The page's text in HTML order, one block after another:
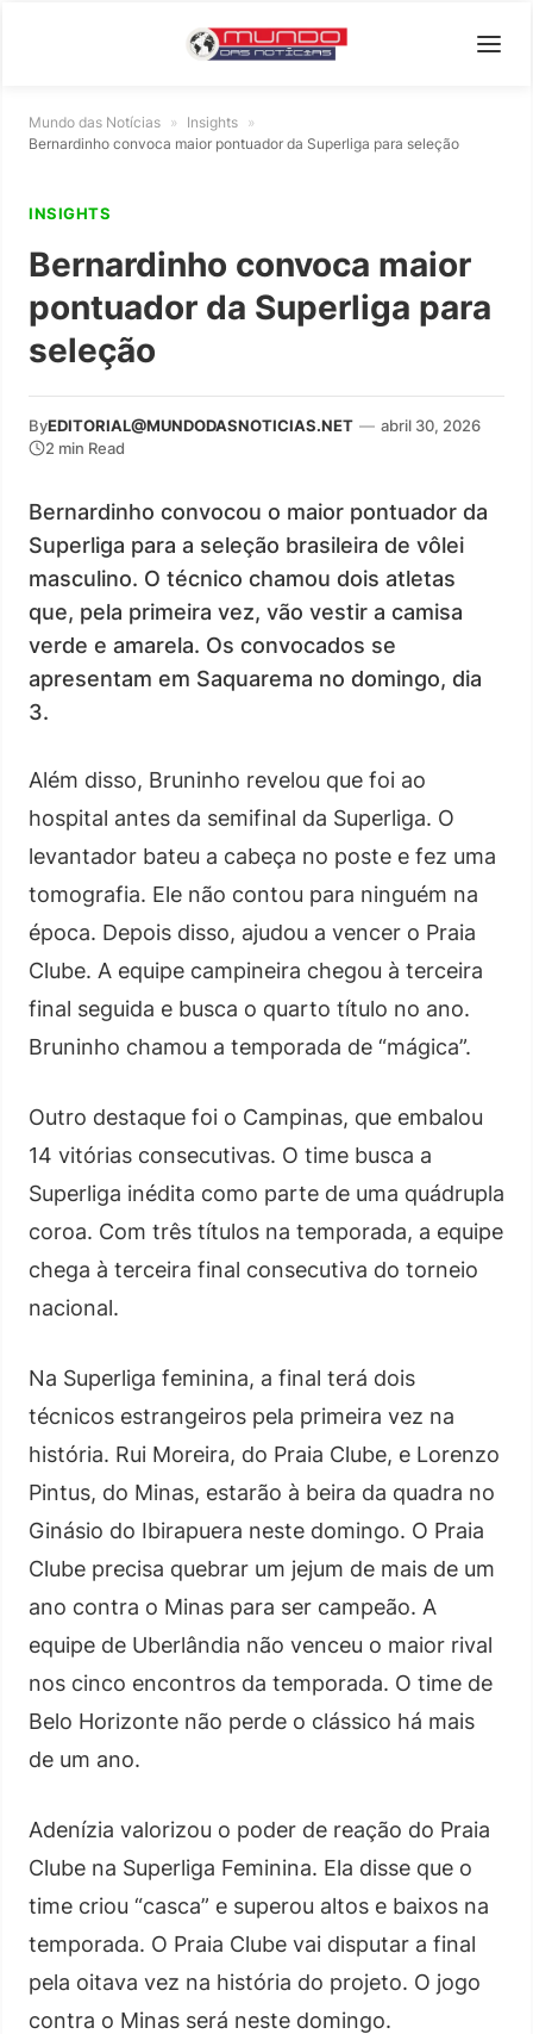
Mundo das Notícias » Insights »
Bernardinho convoca maior pontuador da Superliga para seleção
INSIGHTS
Bernardinho convoca maior
pontuador da Superliga para
seleção
ByEDITORIAL@MUNDODASNOTICIAS.NET — abril 30, 2026
2 min Read
Bernardinho convocou o maior pontuador da
Superliga para a seleção brasileira de vôlei
masculino. O técnico chamou dois atletas
que, pela primeira vez, vão vestir a camisa
verde e amarela. Os convocados se
apresentam em Saquarema no domingo, dia
3.
Além disso, Bruninho revelou que foi ao
hospital antes da semifinal da Superliga. O
levantador bateu a cabeça no poste e fez uma
tomografia. Ele não contou para ninguém na
época. Depois disso, ajudou a vencer o Praia
Clube. A equipe campineira chegou à terceira
final seguida e busca o quarto título no ano.
Bruninho chamou a temporada de “mágica”.
Outro destaque foi o Campinas, que embalou
14 vitórias consecutivas. O time busca a
Superliga inédita como parte de uma quádrupla
coroa. Com três títulos na temporada, a equipe
chega à terceira final consecutiva do torneio
nacional.
Na Superliga feminina, a final terá dois
técnicos estrangeiros pela primeira vez na
história. Rui Moreira, do Praia Clube, e Lorenzo
Pintus, do Minas, estarão à beira da quadra no
Ginásio do Ibirapuera neste domingo. O Praia
Clube precisa quebrar um jejum de mais de um
ano contra o Minas para ser campeão. A
equipe de Uberlândia não venceu o maior rival
nos cinco encontros da temporada. O time de
Belo Horizonte não perde o clássico há mais
de um ano.
Adenízia valorizou o poder de reação do Praia
Clube na Superliga Feminina. Ela disse que o
time criou “casca” e superou altos e baixos na
temporada. O Praia Clube vai disputar a final
pela oitava vez na história do projeto. O jogo
contra o Minas será neste domingo.